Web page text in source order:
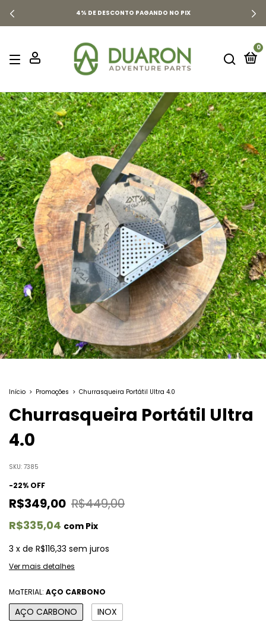
4% DE DESCONTO PAGANDO NO PIX
0
Início > Promoções > Churrasqueira Portátil Ultra 4.0
Churrasqueira Portátil Ultra
4.0
SKU: 7385
-22% OFF
R$349,00 R$449,00
R$335,04 com Pix
3 x de R$116,33 sem juros
Ver mais detalhes
MaTERIAL: AÇO CARBONO
AÇO CARBONO INOX